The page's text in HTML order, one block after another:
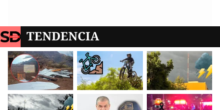
TENDENCIA